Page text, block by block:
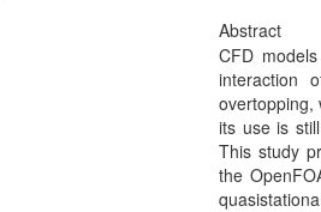
Abstract
CFD
interaction
overtopping,
its use is
This study
the